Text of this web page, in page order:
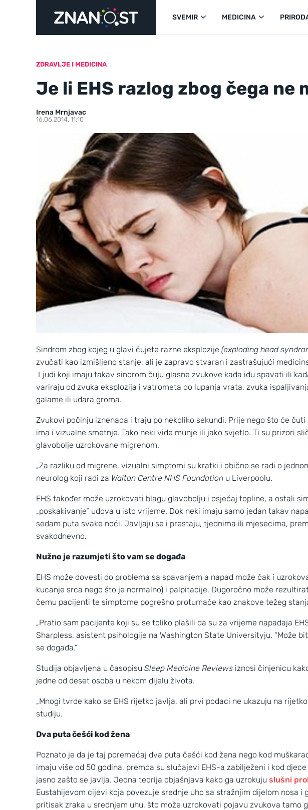
SVEMIR MEDICINA
ZDRAVLJE I MEDICINA
Je li EHS razlog zbog čega ne
Irena Mrnjavac
16.06.2014, 11:10
Sindrom zbog kojeg u glavi čujete razne eksplozije (exploding head
zvučati kao izmišljeno stanje, ali je zapravo stvaran i zastrašujući
Ljudi koji imaju takav sindrom čuju glasne zvukove kada idu spavati ili
variraju od zvuka eksplozija i vatrometa do lupanja vrata, zvuka
galame ili udara groma.
Zvukovi počinju iznenada i traju po nekoliko sekundi. Prije nego što će
ima i vizualne smetnje. Tako neki vide munje ili jako svjetlo. Ti su prizori
glavobolje uzrokovane migrenom.
„Za razliku od migrene, vizualni simptomi su kratki i obično se radi o
neurolog koji radi za Walton Centre NHS Foundation u Liverpoolu.
EHS također može uzrokovati blagu glavobolju i osjećaj topline, a ostali
„poskakivanje“ udova u isto vrijeme. Dok neki imaju samo jedan takav
sedam puta svake noći. Javljaju se i prestaju, tjednima ili mjesecima,
svakodnevno.
Nužno je razumjeti što vam se događa
EHS može dovesti do problema sa spavanjem a napad može čak i
kucanje srca nego što je normalno) i palpitacije. Dugoročno može
čemu pacijenti te simptome pogrešno protumače kao znakove težeg
„Pratio sam pacijente koji su se toliko plašili da su za vrijeme napadaja
Sharpless, asistent psihologije na Washington State Universityju. “Može
se događa.“
Studija objavljena u časopisu Sleep Medicine Reviews iznosi činjenicu
jedne od deset osoba u nekom dijelu života.
„Mnogi tvrde kako se EHS rijetko javlja, ali prvi podaci ne ukazuju na
studiju.
Dva puta češći kod žena
Poznato je da je taj poremećaj dva puta češći kod žena nego kod
imaju više od 50 godina, premda su slučajevi EHS-a zabilježeni i kod
jasno zašto se javlja. Jedna teorija objašnjava kako ga uzrokuju slušni
Eustahijevom cijevi koja povezuje srednje uho sa stražnjim dijelom nosa i
pritisak zraka u srednjem uhu, što može uzrokovati pojavu zvukova tamo
Wild Croatia
3